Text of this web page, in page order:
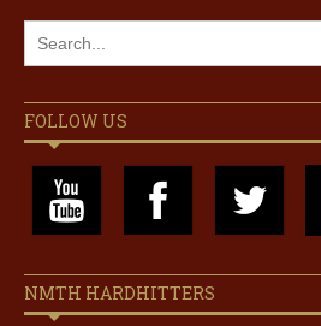
FOLLOW US
NMTH HARDHITTERS